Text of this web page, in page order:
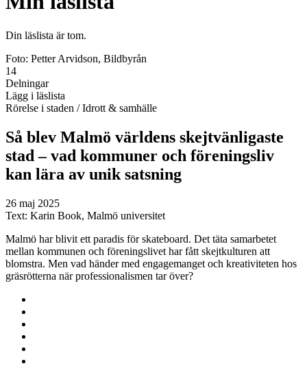
Din läslista är tom.
Foto: Petter Arvidson, Bildbyrån
14
Delningar
Lägg i läslista
Rörelse i staden / Idrott & samhälle
Så blev Malmö världens skejtvänligaste
stad – vad kommuner och föreningsliv
kan lära av unik satsning
26 maj 2025
Text: Karin Book, Malmö universitet
Malmö har blivit ett paradis för skateboard. Det täta samarbetet
mellan kommunen och föreningslivet har fått skejtkulturen att
blomstra. Men vad händer med engagemanget och kreativiteten hos
gräsrötterna när professionalismen tar över?